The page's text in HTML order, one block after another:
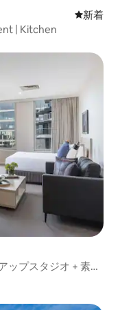
新しい宿
新着
| Kitchen
ップスタジオ + 素晴